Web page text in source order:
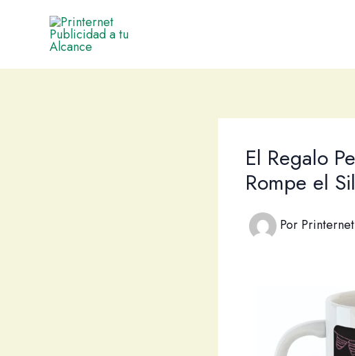
contenido
El Regalo
Rompe el
Por Printernet